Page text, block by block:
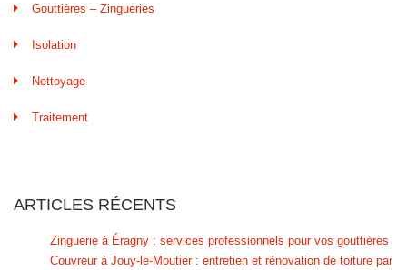
Gouttières – Zingueries
Isolation
Nettoyage
Traitement
ARTICLES RÉCENTS
Zinguerie à Éragny : services professionnels pour vos gouttières
Couvreur à Jouy-le-Moutier : entretien et rénovation de toiture par